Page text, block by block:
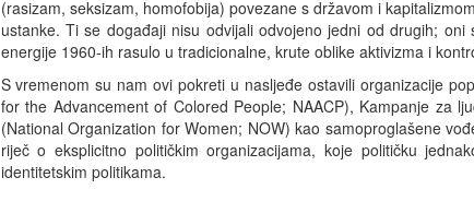
(rasizam, seksizam, homofobija) povezane s državom i
ustanke. Ti se događaji nisu odvijali odvojeno jedni od drugih;
energije 1960-ih rasulo u tradicionalne, krute oblike aktivizma i
S vremenom su nam ovi pokreti u nasljeđe ostavili organizacije
for the Advancement of Colored People; NAACP), Kampanje za
(National Organization for Women; NOW) kao samoproglašene
riječ o eksplicitno političkim organizacijama, koje političku
identitetskim politikama.